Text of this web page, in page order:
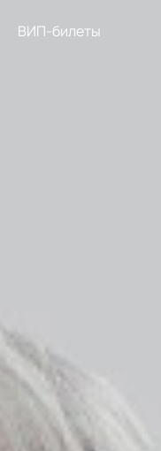
ВИП-билеты